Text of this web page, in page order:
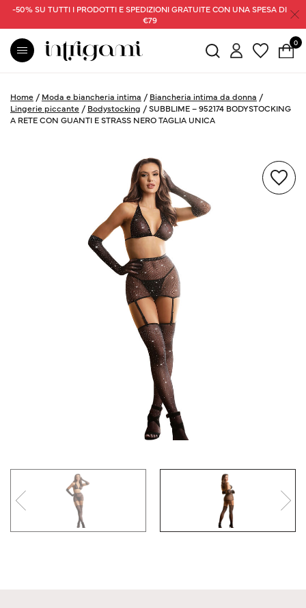
-50% SU TUTTI I PRODOTTI E SPEDIZIONI GRATUITE CON UNA SPESA DI
€79
0
Home / Moda e biancheria intima / Biancheria intima da donna /
Lingerie piccante / Bodystocking /SUBBLIME – 952174 BODYSTOCKING
A RETE CON GUANTI E STRASS NERO TAGLIA UNICA